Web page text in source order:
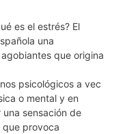
es el estrés? El
una
que origina
psicológicos a vec
o mental y en
sensación de
provoca